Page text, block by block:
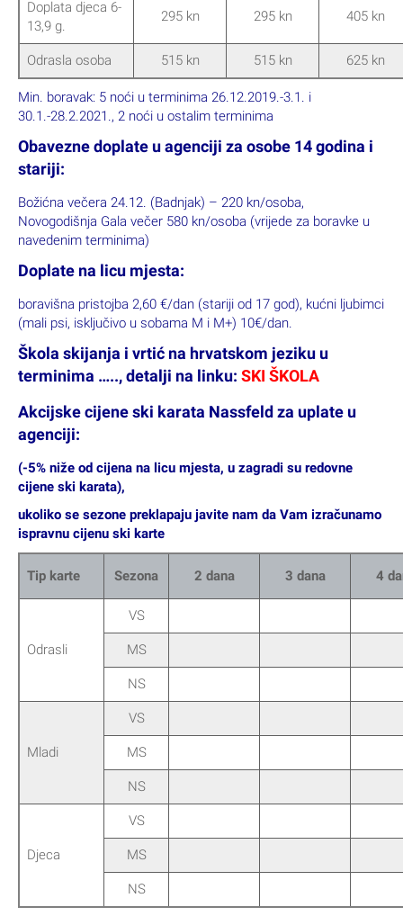
Doplata djeca 6-
13,9 g.
295 kn 295 kn 405 kn
Odrasla osoba 515 kn 515 kn 625 kn
Min. boravak: 5 noći u terminima 26.12.2019.-3.1. i
30.1.-28.2.2021., 2 noći u ostalim terminima
Obavezne doplate u agenciji za osobe 14 godina i
stariji:
Božićna večera 24.12. (Badnjak) – 220 kn/osoba,
Novogodišnja Gala večer 580 kn/osoba (vrijede za boravke u
navedenim terminima)
Doplate na licu mjesta:
boravišna pristojba 2,60 €/dan (stariji od 17 god), kućni ljubimci
(mali psi, isključivo u sobama M i M+) 10€/dan.
Škola skijanja i vrtić na hrvatskom jeziku u
terminima ….., detalji na linku: SKI ŠKOLA
Akcijske cijene ski karata Nassfeld za uplate u
agenciji:
(-5% niže od cijena na licu mjesta, u zagradi su redovne
cijene ski karata),
ukoliko se sezone preklapaju javite nam da Vam izračunamo
ispravnu cijenu ski karte
Tip karte Sezona 2 dana 3 dana 4
Odrasli
VS
MS
NS
Mladi
VS
MS
NS
Djeca
VS
MS
NS